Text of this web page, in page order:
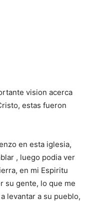
vision acerca
estas fueron
en esta iglesia,
, luego podia ver
en mi Espiritu
su gente, lo que me
levantar a su pueblo,